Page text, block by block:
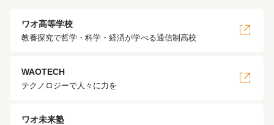
ワオ高等学校
教養探究で哲学・科学・経済が学べる通信制高校
WAOTECH
テクノロジーで人々に力を
ワオ未来塾